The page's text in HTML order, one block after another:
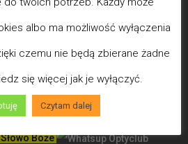
JESTEM
Boże
albo ma możliwość wyłączenia
czemu nie będą zbierane żadne
się więcej jak je wyłączyć.
Czytam dalej